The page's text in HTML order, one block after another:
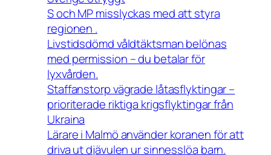
S och MP misslyckas med att styra
regionen .
Livstidsdömd våldtäktsman belönas
med permission – du betalar för
lyxvården.
Staffanstorp vägrade låtasflyktingar –
prioriterade riktiga krigsflyktingar från
Ukraina
Lärare i Malmö använder koranen för att
driva ut djävulen ur sinnesslöa barn.